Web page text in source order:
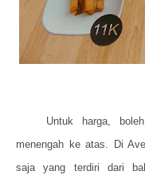
Untuk harga,
menengah ke atas. Di
saja yang terdiri dari